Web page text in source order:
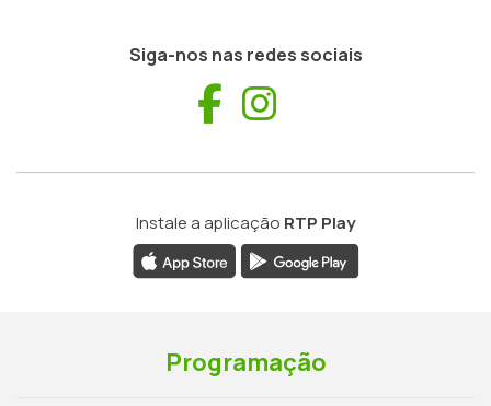
Siga-nos nas redes sociais
Facebook
Instale a aplicação RTP Play
Programação